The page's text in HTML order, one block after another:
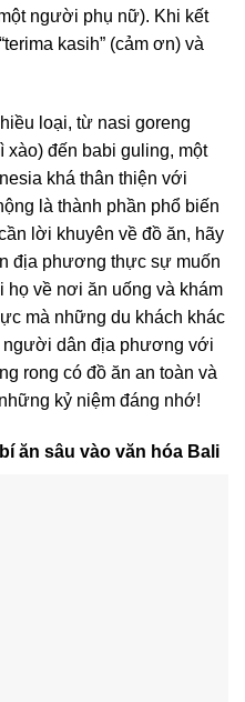
người phụ nữ). Khi kết
kasih” (cảm ơn) và
loại, từ nasi goreng
xào) đến babi guling, một
khá thân thiện với
là thành phần phổ biến
lời khuyên về đồ ăn, hãy
địa phương thực sự muốn
về nơi ăn uống và khám
mà những du khách khác
người dân địa phương với
rong có đồ ăn an toàn và
kỷ niệm đáng nhớ!
ăn sâu vào văn hóa Bali